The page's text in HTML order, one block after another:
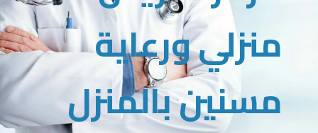
منزلي ورعاية
مسنين بالمنزل